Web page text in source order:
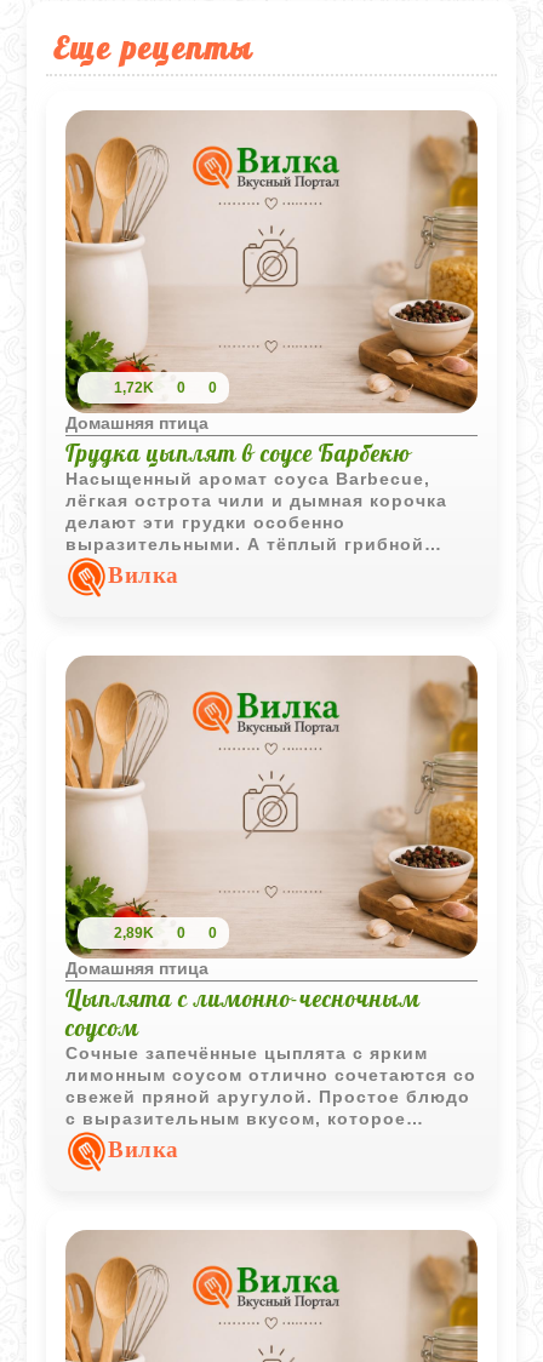
Еще рецепты
1,72K 0 0
Домашняя птица
Грудка цыплят в соусе Барбекю
Насыщенный аромат соуса Barbecue,
лёгкая острота чили и дымная корочка
делают эти грудки особенно
выразительными. А тёплый грибной
гарнир со сливками и зеленью добавляет
блюду мягкость и домашный уют.
Вилка
2,89K 0 0
Домашняя птица
Цыплята с лимонно-чесночным
соусом
Сочные запечённые цыплята с ярким
лимонным соусом отлично сочетаются со
свежей пряной аругулой. Простое блюдо
с выразительным вкусом, которое
выглядит эффектно даже на праздничном
столе.Вилка